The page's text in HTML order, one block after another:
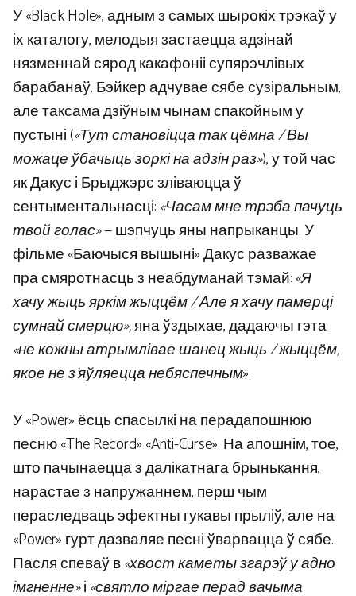
У «Black Hole», адным з самых шырокіх трэкаў у
іх каталогу, мелодыя застаецца адзінай
нязменнай сярод какафоніі супярэчлівых
барабанаў. Бэйкер адчувае сябе сузіральным,
але таксама дзіўным чынам спакойным у
пустыні («Тут становіцца так цёмна / Вы
можаце ўбачыць зоркі на адзін раз»), у той час
як Дакус і Брыджэрс зліваюцца ў
сентыментальнасці:«Часам мне трэба пачуць
твой голас»— шэпчуць яны напрыканцы. У
фільме «Баючыся вышыні» Дакус разважае
пра смяротнасць з неабдуманай тэмай: «Я
хачу жыць яркім жыццём / Але я хачу памерці
сумнай смерцю»,яна ўздыхае, дадаючы гэта
«не кожны атрымлівае шанец жыць / жыццём,
якое не з’яўляецца небяспечным».
У «Power» ёсць спасылкі на перадапошнюю
песню «The Record» «Anti-Curse». На апошнім, тое,
што пачынаецца з далікатнага брынькання,
нарастае з напружаннем, перш чым
пераследваць эфектны гукавы прыліў, але на
«Power» гурт дазваляе песні ўварвацца ў сябе.
Пасля спеваў в«хвост каметы згарэў у адно
імгненне»і«святло міргае перад вачыма